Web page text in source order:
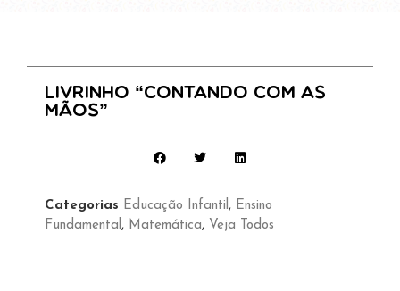
Livrinho “Contando com as
Mãos”
Categorias Educação Infantil , Ensino
Fundamental , Matemática, Veja Todos